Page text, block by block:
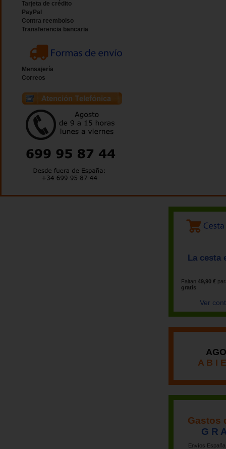
Tarjeta de crédito
PayPal
Contra reembolso
Transferencia bancaria
Mensajería
Correos
La cesta
Faltan 49,90 €
gratis
Ver
A B I
Gastos
G R
Envíos